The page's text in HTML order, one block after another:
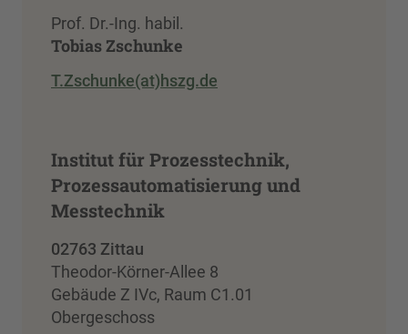
Prof. Dr.-Ing. habil.
Tobias Zschunke
T.Zschunke(at)hszg.de
Institut für Prozesstechnik,
Prozessautomatisierung und
Messtechnik
02763 Zittau
Theodor-Körner-Allee 8
Gebäude Z IVc, Raum C1.01
Obergeschoss